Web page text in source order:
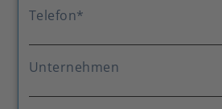
Telefon*
Unternehmen